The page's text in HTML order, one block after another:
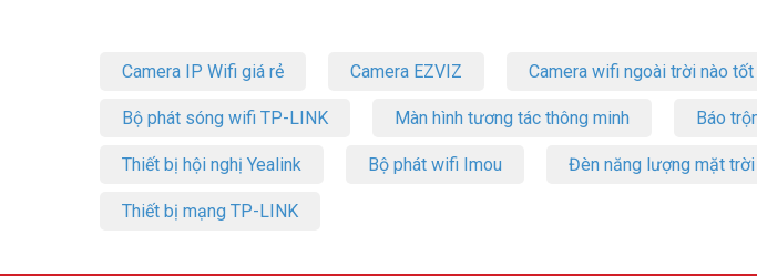
Camera IP Wifi giá rẻ Camera EZVIZ Camera wifi ngoài trời nào tốt
Bộ phát sóng wifi TP-LINK Màn hình tương tác thông minh Báo
Thiết bị hội nghị Yealink Bộ phát wifi Imou Đèn năng lượng mặt trời
Thiết bị mạng TP-LINK